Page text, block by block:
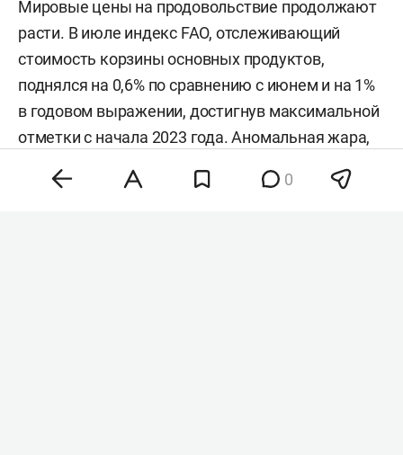
Мировые цены на продовольствие продолжают
расти. В июле индекс FAO, отслеживающий
стоимость корзины основных продуктов,
поднялся на 0,6% по сравнению с июнем и на 1%
в годовом выражении, достигнув максимальной
отметки с начала 2023 года. Аномальная жара,
нестабильность на энергетических рынках и
геополитическая напряженность разогнали
0